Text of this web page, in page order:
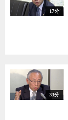
17分
33分